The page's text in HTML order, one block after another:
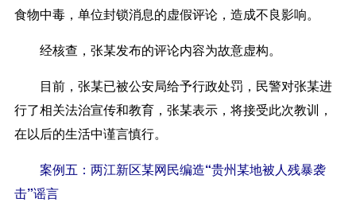
食物中毒，单位封锁消息的虚假评论，造成不良影响。
经核查，张某发布的评论内容为故意虚构。
目前，张某已被公安局给予行政处罚，民警对张某进
行了相关法治宣传和教育，张某表示，将接受此次教训，
在以后的生活中谨言慎行。
案例五：两江新区某网民编造“贵州某地被人残暴袭
击”谣言